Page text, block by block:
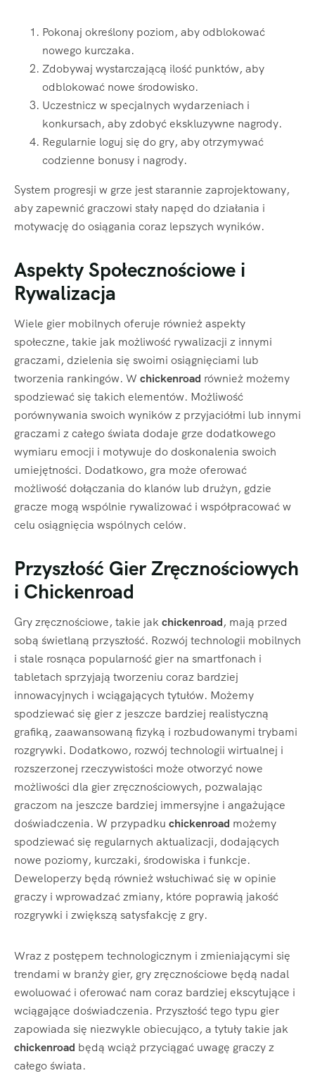
Pokonaj określony poziom, aby odblokować
nowego kurczaka.
Zdobywaj wystarczającą ilość punktów, aby
odblokować nowe środowisko.
Uczestnicz w specjalnych wydarzeniach i
konkursach, aby zdobyć ekskluzywne nagrody.
Regularnie loguj się do gry, aby otrzymywać
codzienne bonusy i nagrody.
System progresji w grze jest starannie zaprojektowany,
aby zapewnić graczowi stały napęd do działania i
motywację do osiągania coraz lepszych wyników.
Aspekty Społecznościowe i
Rywalizacja
Wiele gier mobilnych oferuje również aspekty
społeczne, takie jak możliwość rywalizacji z innymi
graczami, dzielenia się swoimi osiągnięciami lub
tworzenia rankingów. W chickenroad również możemy
spodziewać się takich elementów. Możliwość
porównywania swoich wyników z przyjaciółmi lub innymi
graczami z całego świata dodaje grze dodatkowego
wymiaru emocji i motywuje do doskonalenia swoich
umiejętności. Dodatkowo, gra może oferować
możliwość dołączania do klanów lub drużyn, gdzie
gracze mogą wspólnie rywalizować i współpracować w
celu osiągnięcia wspólnych celów.
Przyszłość Gier Zręcznościowych
i Chickenroad
Gry zręcznościowe, takie jakchickenroad, mają przed
sobą świetlaną przyszłość. Rozwój technologii mobilnych
i stale rosnąca popularność gier na smartfonach i
tabletach sprzyjają tworzeniu coraz bardziej
innowacyjnych i wciągających tytułów. Możemy
spodziewać się gier z jeszcze bardziej realistyczną
grafiką, zaawansowaną fizyką i rozbudowanymi trybami
rozgrywki. Dodatkowo, rozwój technologii wirtualnej i
rozszerzonej rzeczywistości może otworzyć nowe
możliwości dla gier zręcznościowych, pozwalając
graczom na jeszcze bardziej immersyjne i angażujące
doświadczenia. W przypadku chickenroad możemy
spodziewać się regularnych aktualizacji, dodających
nowe poziomy, kurczaki, środowiska i funkcje.
Deweloperzy będą również wsłuchiwać się w opinie
graczy i wprowadzać zmiany, które poprawią jakość
rozgrywki i zwiększą satysfakcję z gry.
Wraz z postępem technologicznym i zmieniającymi się
trendami w branży gier, gry zręcznościowe będą nadal
ewoluować i oferować nam coraz bardziej ekscytujące i
wciągające doświadczenia. Przyszłość tego typu gier
zapowiada się niezwykle obiecująco, a tytuły takie jak
chickenroad będą wciąż przyciągać uwagę graczy z
całego świata.